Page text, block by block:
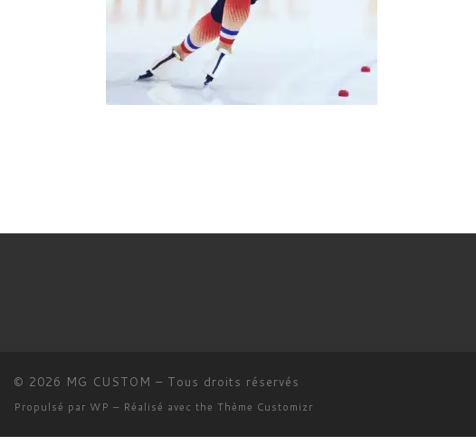
© 2026 MG CUSTOM – Tous droits réservés
Propulsé par WP – Réalisé avec the Thème Customizr